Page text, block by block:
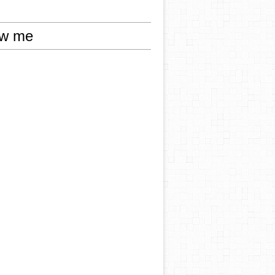
me